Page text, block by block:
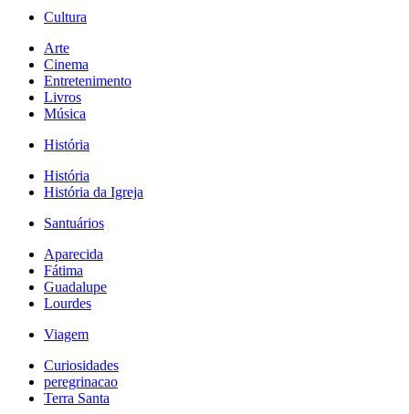
Cultura
Arte
Cinema
Entretenimento
Livros
Música
História
História
História da Igreja
Santuários
Aparecida
Fátima
Guadalupe
Lourdes
Viagem
Curiosidades
peregrinacao
Terra Santa